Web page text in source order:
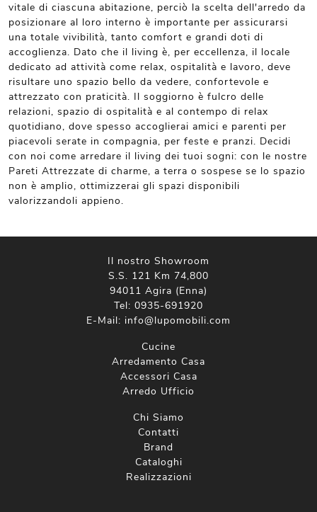
vitale di ciascuna abitazione, perciò la scelta dell'arredo da
posizionare al loro interno è importante per assicurarsi
una totale vivibilità, tanto comfort e grandi doti di
accoglienza. Dato che il living è, per eccellenza, il locale
dedicato ad attività come relax, ospitalità e lavoro, deve
risultare uno spazio bello da vedere, confortevole e
attrezzato con praticità. Il soggiorno è fulcro delle
relazioni, spazio di ospitalità e al contempo di relax
quotidiano, dove spesso accoglierai amici e parenti per
piacevoli serate in compagnia, per feste e pranzi. Decidi
con noi come arredare il living dei tuoi sogni: con le nostre
Pareti Attrezzate di charme, a terra o sospese se lo spazio
non è amplio, ottimizzerai gli spazi disponibili
valorizzandoli appieno.
Il nostro Showroom
S.S. 121 Km 74,800
94011 Agira (Enna)
Tel: 0935-691920
E-Mail: info@lupomobili.com
Cucine
Arredamento Casa
Accessori Casa
Arredo Ufficio
Chi Siamo
Contatti
Brand
Cataloghi
Realizzazioni